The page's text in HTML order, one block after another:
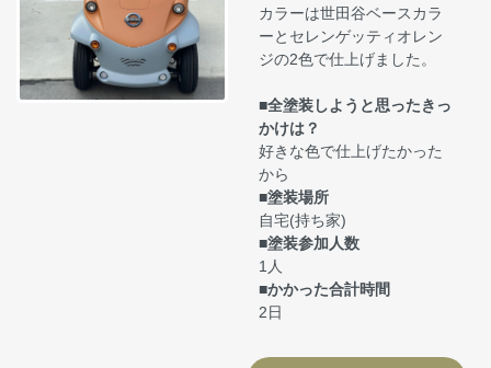
カラーは世田谷ベースカラ
ーとセレンゲッティオレン
ジの2色で仕上げました。
■全塗装しようと思ったきっ
かけは？
好きな色で仕上げたかった
から
■塗装場所
自宅(持ち家)
■塗装参加人数
1人
■かかった合計時間
2日